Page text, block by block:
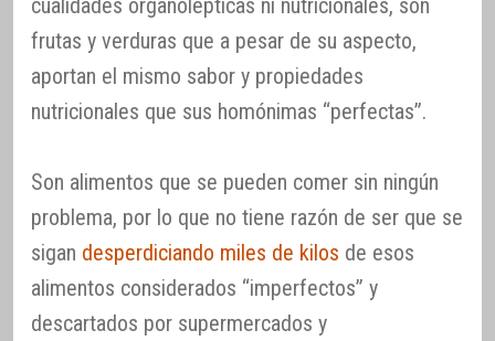
cualidades organolépticas ni nutricionales, son
frutas y verduras que a pesar de su aspecto,
aportan el mismo sabor y propiedades
nutricionales que sus homónimas “perfectas”.
Son alimentos que se pueden comer sin ningún
problema, por lo que no tiene razón de ser que se
sigan desperdiciando miles de kilos de esos
alimentos considerados “imperfectos” y
descartados por supermercados y